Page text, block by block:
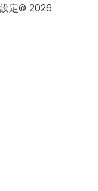
定© 2026